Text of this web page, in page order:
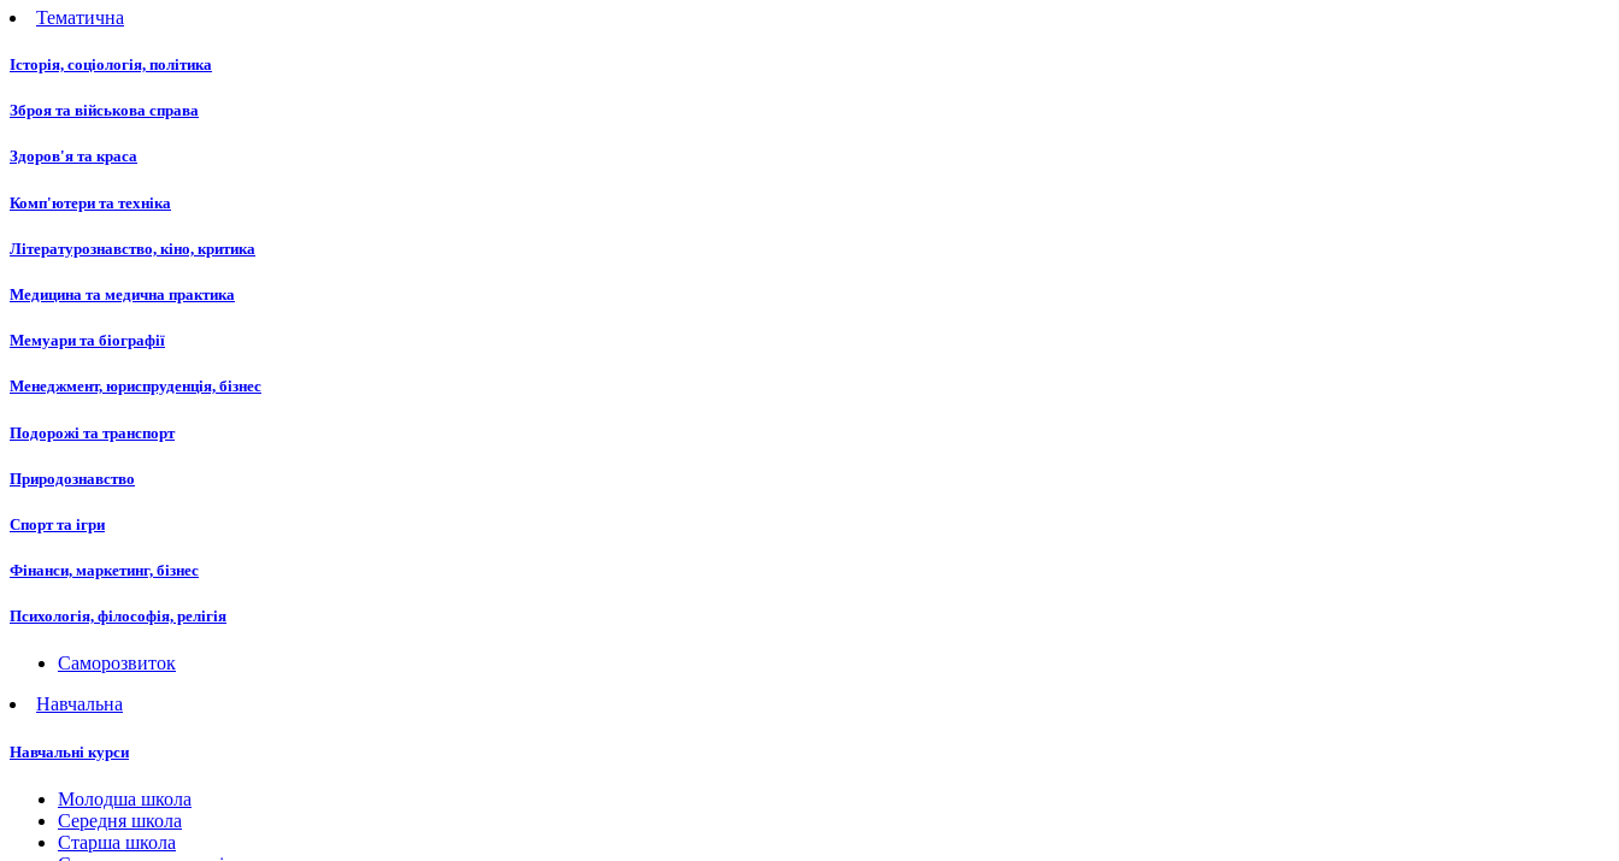
Тематична
Історія, соціологія, політика
Зброя та військова справа
Здоров'я та краса
Комп'ютери та техніка
Літературознавство, кіно, критика
Медицина та медична практика
Мемуари та біографії
Менеджмент, юриспруденція, бізнес
Подорожі та транспорт
Природознавство
Спорт та ігри
Фінанси, маркетинг, бізнес
Психологія, філософія, релігія
Саморозвиток
Навчальна
Навчальні курси
Молодша школа
Середня школа
Старша школа